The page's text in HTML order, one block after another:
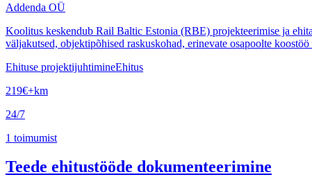
Addenda OÜ
Koolitus keskendub Rail Baltic Estonia (RBE) projekteerimise ja
väljakutsed, objektipõhised raskuskohad, erinevate osapoolte
Ehituse projektijuhtimineEhitus
219€+km
24/7
1 toimumist
Teede ehitustööde dokumenteerimine